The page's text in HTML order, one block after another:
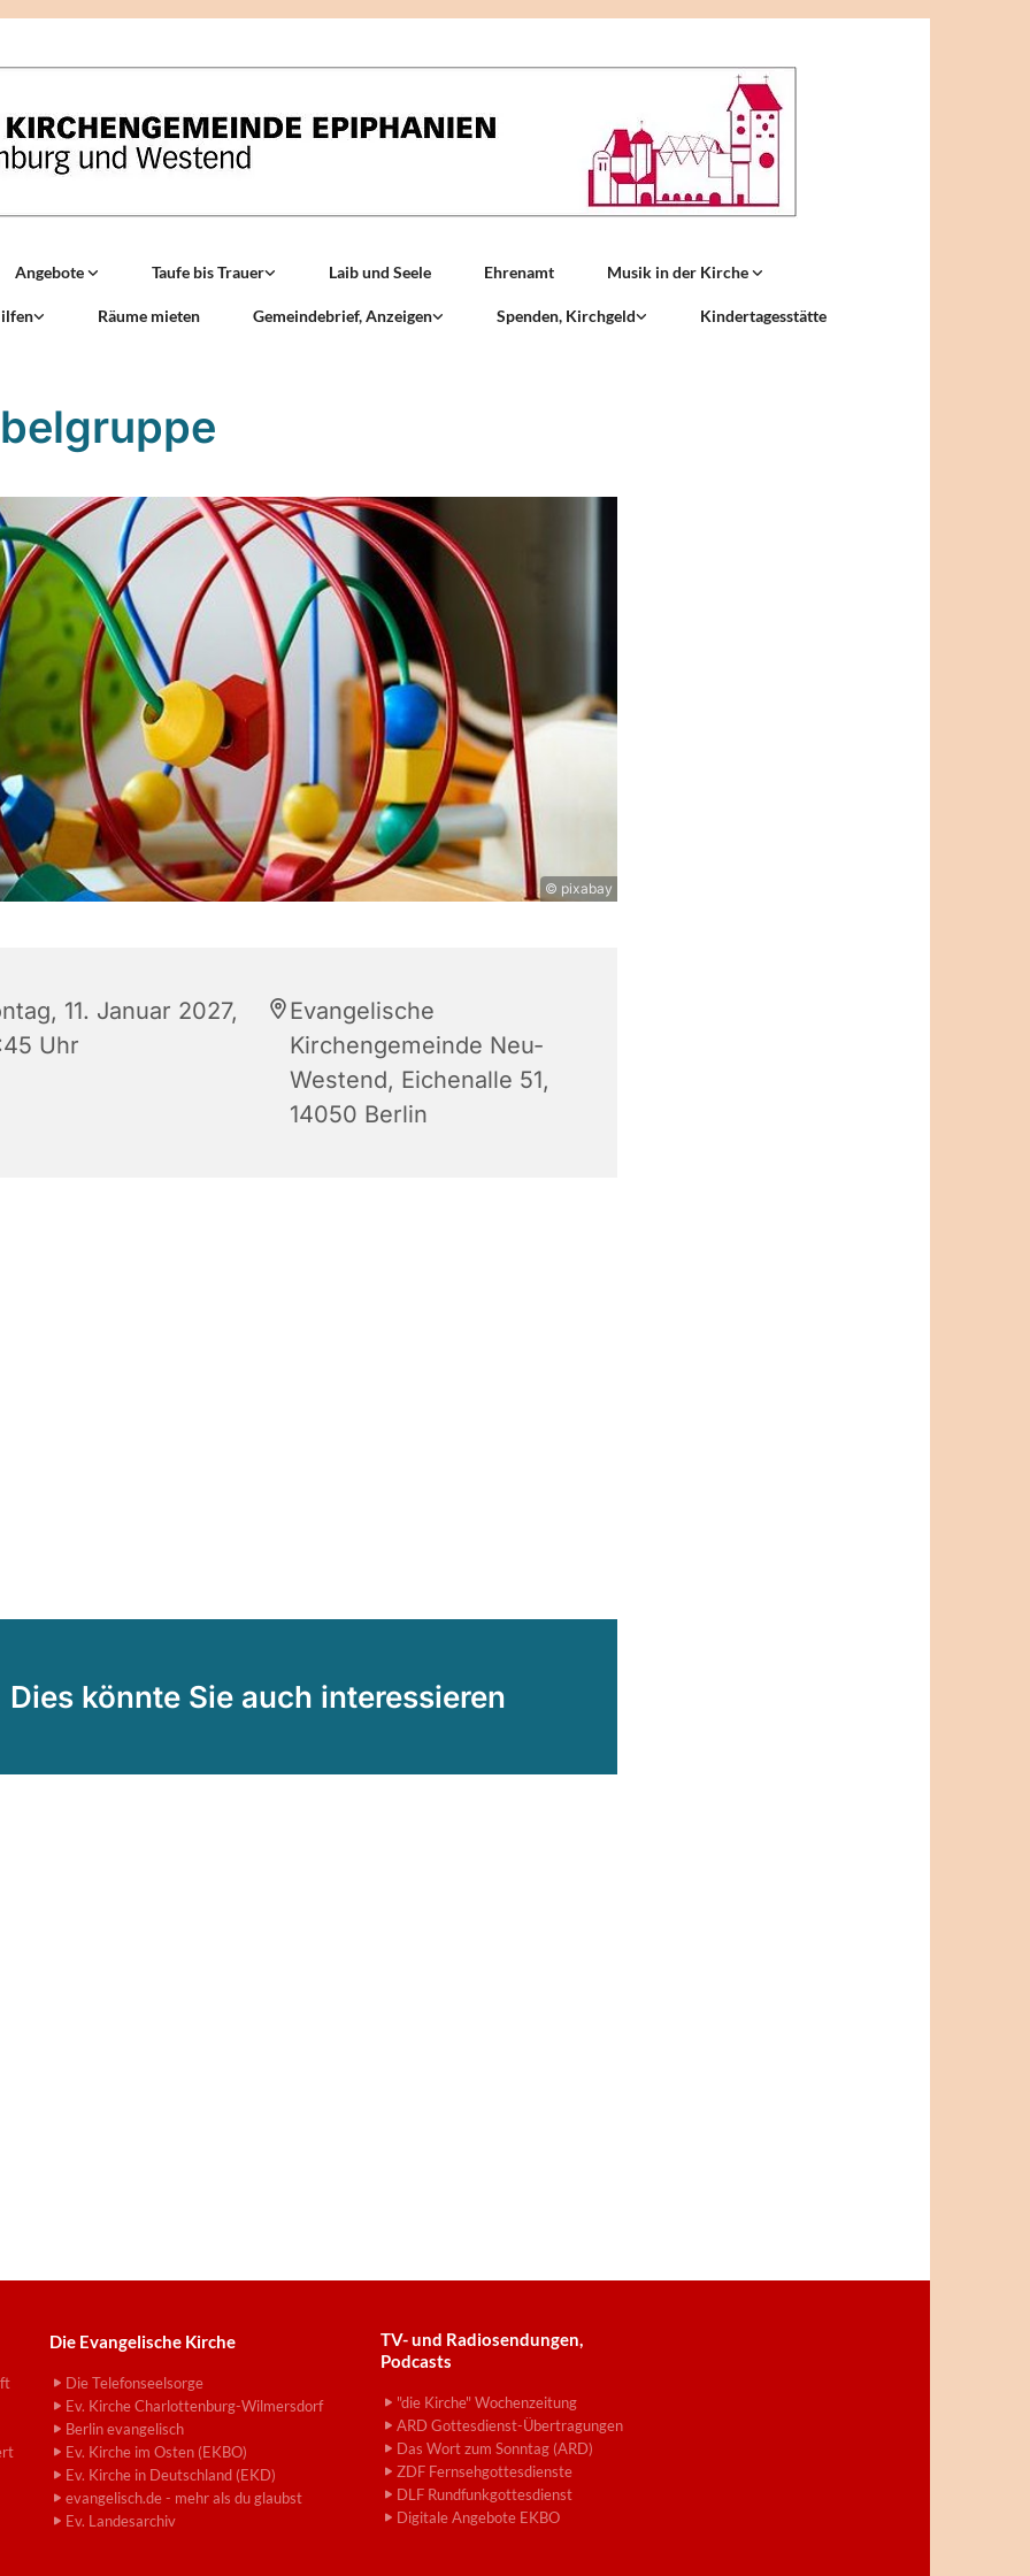
Angebote Taufe bis Trauer Laib und Seele Ehrenamt Musik in der Kirche
Räume mieten Gemeindebrief, Anzeigen Spenden, Kirchgeld Kindertagesstätte
© pixabay
11. Januar 2027,
Uhr
Evangelische
Kirchengemeinde Neu-
Westend, Eichenalle 51,
14050 Berlin
Dies könnte Sie auch interessieren
Die Evangelische Kirche
Die Telefonseelsorge
Ev. Kirche Charlottenburg-Wilmersdorf
Berlin evangelisch
Ev. Kirche im Osten (EKBO)
Ev. Kirche in Deutschland (EKD)
evangelisch.de - mehr als du glaubst
Ev. Landesarchiv
TV- und Radiosendungen,
Podcasts
"die Kirche" Wochenzeitung
ARD Gottesdienst-Übertragungen
Das Wort zum Sonntag (ARD)
ZDF Fernsehgottesdienste
DLF Rundfunkgottesdienst
Digitale Angebote EKBO